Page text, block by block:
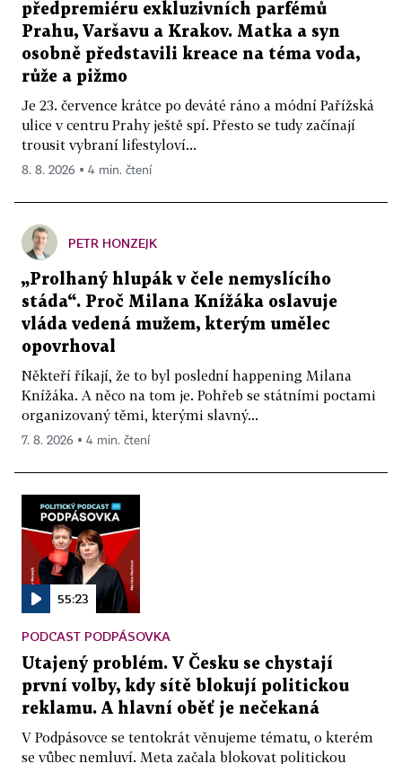
předpremiéru exkluzivních parfémů
Prahu, Varšavu a Krakov. Matka a syn
osobně představili kreace na téma voda,
růže a pižmo
Je 23. července krátce po deváté ráno a módní Pařížská
ulice v centru Prahy ještě spí. Přesto se tudy začínají
trousit vybraní lifestyloví...
8. 8. 2026 ▪ 4 min. čtení
PETR HONZEJK
„Prolhaný hlupák v čele nemyslícího
stáda“. Proč Milana Knížáka oslavuje
vláda vedená mužem, kterým umělec
opovrhoval
Někteří říkají, že to byl poslední happening Milana
Knížáka. A něco na tom je. Pohřeb se státními poctami
organizovaný těmi, kterými slavný...
7. 8. 2026 ▪ 4 min. čtení
55:23
PODCAST PODPÁSOVKA
Utajený problém. V Česku se chystají
první volby, kdy sítě blokují politickou
reklamu. A hlavní oběť je nečekaná
V Podpásovce se tentokrát věnujeme tématu, o kterém
se vůbec nemluví. Meta začala blokovat politickou